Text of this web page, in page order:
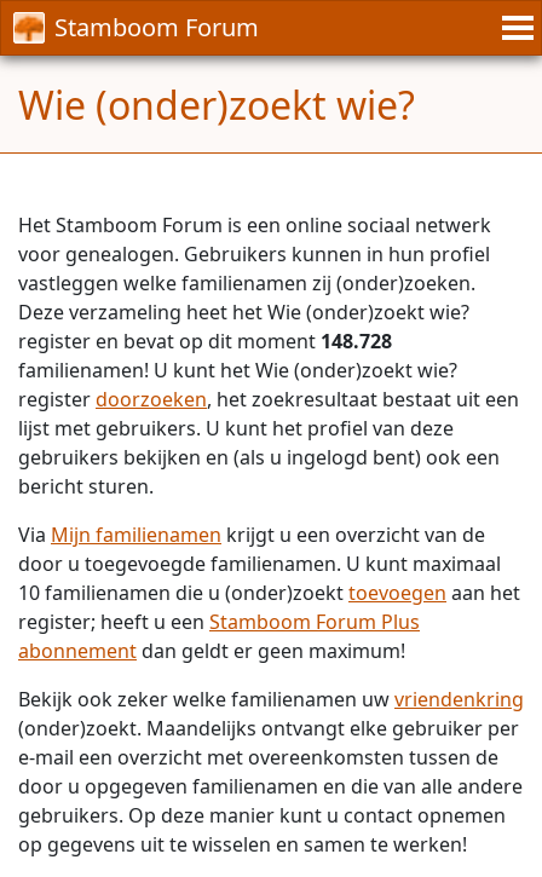
Stamboom Forum
Wie (onder)zoekt wie?
Het Stamboom Forum is een online sociaal netwerk
voor genealogen. Gebruikers kunnen in hun profiel
vastleggen welke familienamen zij (onder)zoeken.
Deze verzameling heet het Wie (onder)zoekt wie?
register en bevat op dit moment 148.728
familienamen! U kunt het Wie (onder)zoekt wie?
registerdoorzoeken, het zoekresultaat bestaat uit een
lijst met gebruikers. U kunt het profiel van deze
gebruikers bekijken en (als u ingelogd bent) ook een
bericht sturen.
Via Mijn familienamen krijgt u een overzicht van de
door u toegevoegde familienamen. U kunt maximaal
10 familienamen die u (onder)zoekttoevoegen aan het
register; heeft u een Stamboom Forum Plus
abonnementdan geldt er geen maximum!
Bekijk ook zeker welke familienamen uwvriendenkring
(onder)zoekt. Maandelijks ontvangt elke gebruiker per
e-mail een overzicht met overeenkomsten tussen de
door u opgegeven familienamen en die van alle andere
gebruikers. Op deze manier kunt u contact opnemen
op gegevens uit te wisselen en samen te werken!